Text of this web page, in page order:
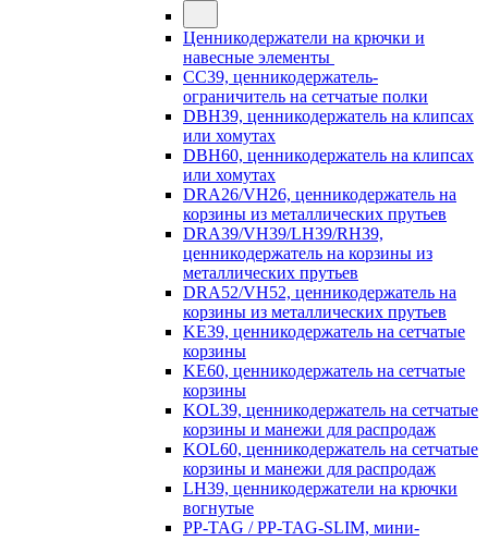
Ценникодержатели на крючки и
навесные элементы
CC39, ценникодержатель-
ограничитель на сетчатые полки
DBH39, ценникодержатель на клипсах
или хомутах
DBH60, ценникодержатель на клипсах
или хомутах
DRA26/VH26, ценникодержатель на
корзины из металлических прутьев
DRA39/VH39/LH39/RH39,
ценникодержатель на корзины из
металлических прутьев
DRA52/VH52, ценникодержатель на
корзины из металлических прутьев
KE39, ценникодержатель на сетчатые
корзины
KE60, ценникодержатель на сетчатые
корзины
KOL39, ценникодержатель на сетчатые
корзины и манежи для распродаж
KOL60, ценникодержатель на сетчатые
корзины и манежи для распродаж
LH39, ценникодержатели на крючки
вогнутые
PP-TAG / PP-TAG-SLIM, мини-